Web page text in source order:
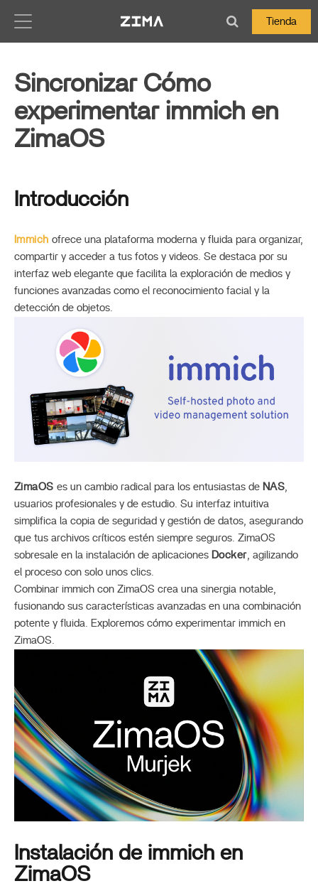
Tienda
Sincronizar Cómo
experimentar immich en
ZimaOS
Introducción
Immich ofrece una plataforma moderna y fluida para organizar,
compartir y acceder a tus fotos y videos. Se destaca por su
interfaz web elegante que facilita la exploración de medios y
funciones avanzadas como el reconocimiento facial y la
detección de objetos.
ZimaOS es un cambio radical para los entusiastas de NAS,
usuarios profesionales y de estudio. Su interfaz intuitiva
simplifica la copia de seguridad y gestión de datos, asegurando
que tus archivos críticos estén siempre seguros. ZimaOS
sobresale en la instalación de aplicaciones Docker, agilizando
el proceso con solo unos clics.
Combinar immich con ZimaOS crea una sinergia notable,
fusionando sus características avanzadas en una combinación
potente y fluida. Exploremos cómo experimentar immich en
ZimaOS.
Instalación de immich en
ZimaOS